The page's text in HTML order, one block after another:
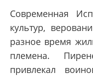
Современная
культур,
разное время
племена.
привлекал